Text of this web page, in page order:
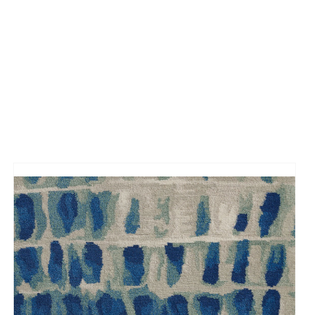
Teppe fra Pierre Frey med abstrakt mønster
inspirert av krokodilleskinn.